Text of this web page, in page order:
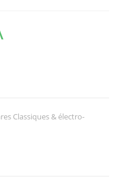
Classiques & électro-